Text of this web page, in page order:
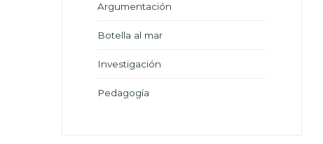
Argumentación
Botella al mar
Investigación
Pedagogía